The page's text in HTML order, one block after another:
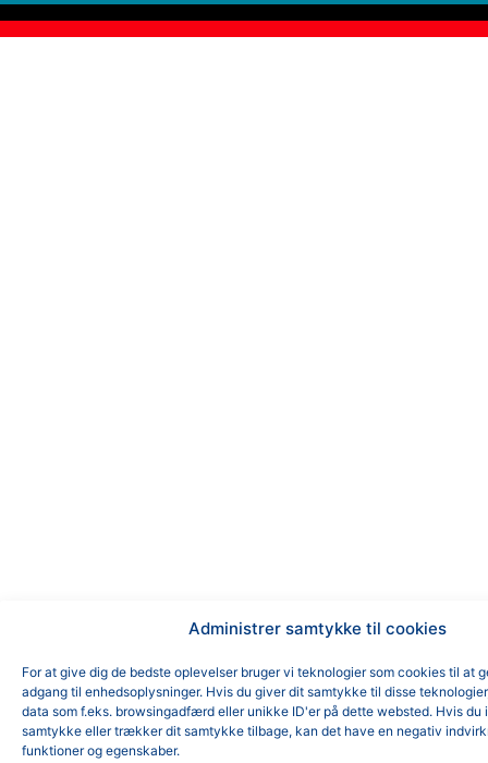
Administrer samtykke til cookies
For at give dig de bedste oplevelser bruger vi teknologier som cookies til at
adgang til enhedsoplysninger. Hvis du giver dit samtykke til disse
data som f.eks. browsingadfærd eller unikke ID'er på dette websted. Hvis du
samtykke eller trækker dit samtykke tilbage, kan det have en negativ
funktioner og egenskaber.